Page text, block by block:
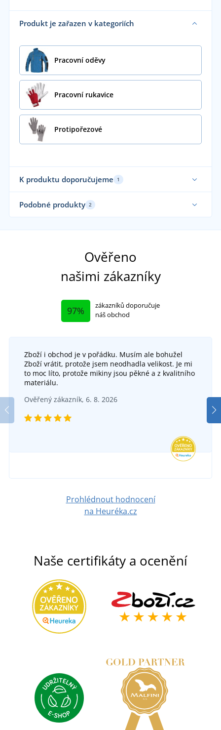
Produkt je zařazen v kategoriích
Pracovní oděvy
Pracovní rukavice
Protipořezové
K produktu doporučujeme 1
Protipořezové kalhoty s laclem LESNÍK
SKLADEM
Podobné produkty 2
Protipořezové rukavice CITA II
SKLADEM
Ověřeno
našimi zákazníky
97%
zákazníků doporučuje
náš obchod
Zboží i obchod je v pořádku. Musím ale bohužel
Zboží vrátit, protože jsem neodhadla velikost. Je mi
to moc líto, protože mikiny jsou pěkné a z kvalitního
materiálu.
Ověřený zákazník, 6. 8. 2026
Prohlédnout hodnocení
na Heuréka.cz
Naše certifikáty a ocenění